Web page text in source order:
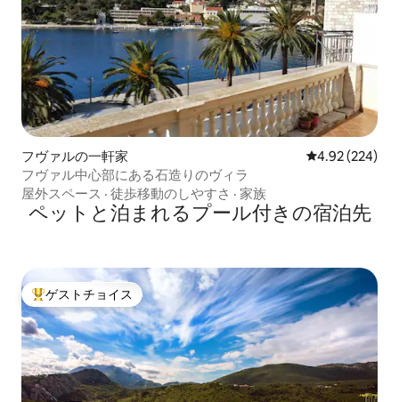
フヴァルの一軒家 レビュー224
4.92 (224)
フヴァル中心部にある石造りのヴィラ
屋外スペース · 徒歩移動のしやすさ · 家族
ペットと泊まれるプール付きの宿泊先
大好評のゲストチョイスです。
ゲストチョイス